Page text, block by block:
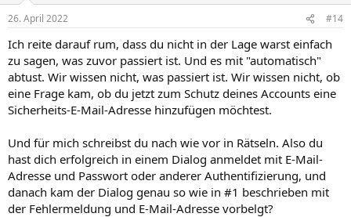
26. April 2022 #14
Ich reite darauf rum, dass du nicht in der Lage warst einfach
zu sagen, was zuvor passiert ist. Und es mit "automatisch"
abtust. Wir wissen nicht, was passiert ist. Wir wissen nicht, ob
eine Frage kam, ob du jetzt zum Schutz deines Accounts eine
Sicherheits-E-Mail-Adresse hinzufügen möchtest.
Und für mich schreibst du nach wie vor in Rätseln. Also du
hast dich erfolgreich in einem Dialog anmeldet mit E-Mail-
Adresse und Passwort oder anderer Authentifizierung, und
danach kam der Dialog genau so wie in #1 beschrieben mit
der Fehlermeldung und E-Mail-Adresse vorbelgt?